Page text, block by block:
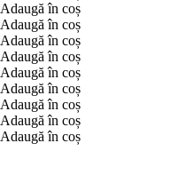
Adaugă în coș
Adaugă în coș
Adaugă în coș
Adaugă în coș
Adaugă în coș
Adaugă în coș
Adaugă în coș
Adaugă în coș
Adaugă în coș